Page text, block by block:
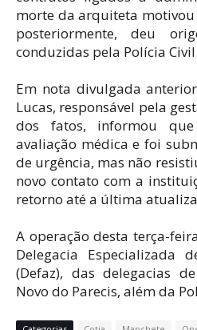
morte da arquiteta motivou
posteriormente, deu
conduzidas pela Polícia Civil.
Em nota divulgada
Lucas, responsável pela
dos fatos, informou
avaliação médica e foi
de urgência, mas não
novo contato com a
retorno até a última
A operação desta terça-
Delegacia Especializada
(Defaz), das delegacias
Novo do Parecis, além da